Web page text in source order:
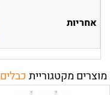
אחריות
מוצרים מקטגוריית כבלים